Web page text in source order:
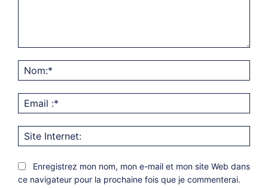
:*
Enregistrez mon nom, mon e-mail et mon site Web dans
ce navigateur pour la prochaine fois que je commenterai.